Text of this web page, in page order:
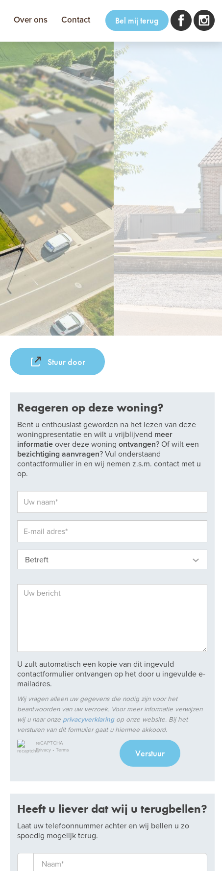
Bel mij terug
Over ons Contact
volgende
Stuur door
Reageren op deze woning?
Bent u enthousiast geworden na het lezen van deze
woningpresentatie en wilt u vrijblijvend meer
informatie over deze woning ontvangen? Of wilt een
bezichtiging aanvragen? Vul onderstaand
contactformulier in en wij nemen z.s.m. contact met u
op.
Betreft
U zult automatisch een kopie van dit ingevuld
contactformulier ontvangen op het door u ingevulde e-
mailadres.
Wij vragen alleen uw gegevens die nodig zijn voor het
beantwoorden van uw verzoek. Voor meer informatie verwijzen
wij u naar onze privacyverklaringop onze website. Bij het
versturen van dit formulier gaat u hiermee akkoord.
reCAPTCHA
Privacy • Terms Verstuur
Heeft u liever dat wij u terugbellen?
Laat uw telefoonnummer achter en wij bellen u zo
spoedig mogelijk terug.